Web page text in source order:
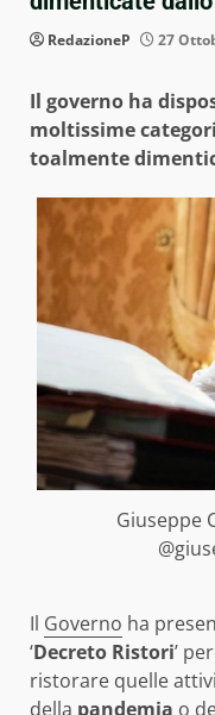
RedazioneP 27
Il governo ha
moltissime
toalmente
Giuseppe
Il Governo ha
‘Decreto Ristori’
ristorare quelle
della pandemia o